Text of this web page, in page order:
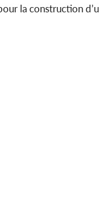
la construction